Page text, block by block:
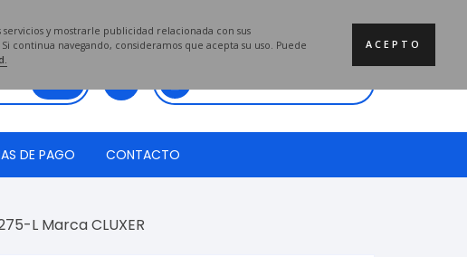
y mostrarle publicidad relacionada con sus
continua navegando, consideramos que acepta su uso. Puede
ACEPTO
DE PAGO CONTACTO
L Marca CLUXER